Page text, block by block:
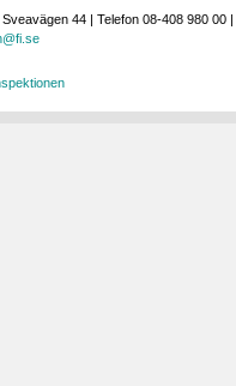
44 | Telefon 08-408 980 00 |